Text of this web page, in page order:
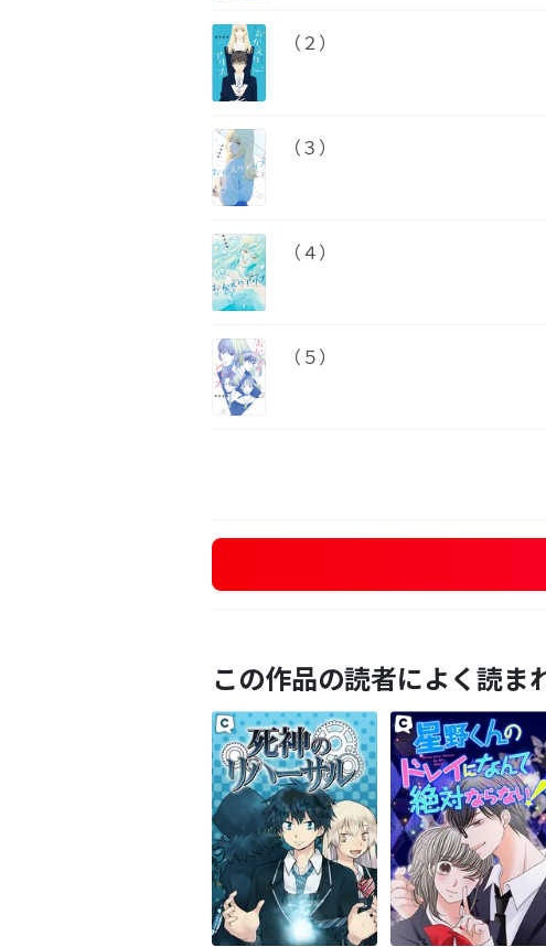
（２）
（３）
（４）
（５）
この作品の読者によく読ま